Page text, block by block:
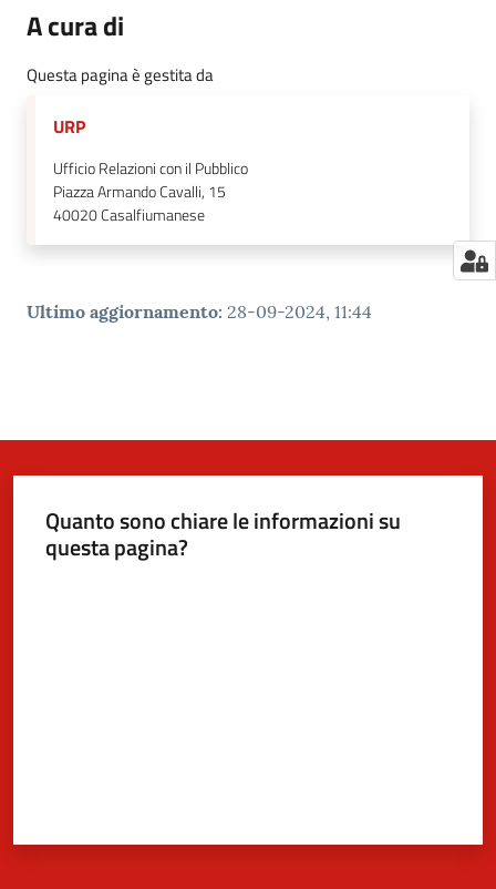
A cura di
Questa pagina è gestita da
URP
Ufficio Relazioni con il Pubblico
Piazza Armando Cavalli, 15
40020Casalfiumanese
Ultimo aggiornamento: 28-09-2024, 11:44
Quanto sono chiare le informazioni su
questa pagina?